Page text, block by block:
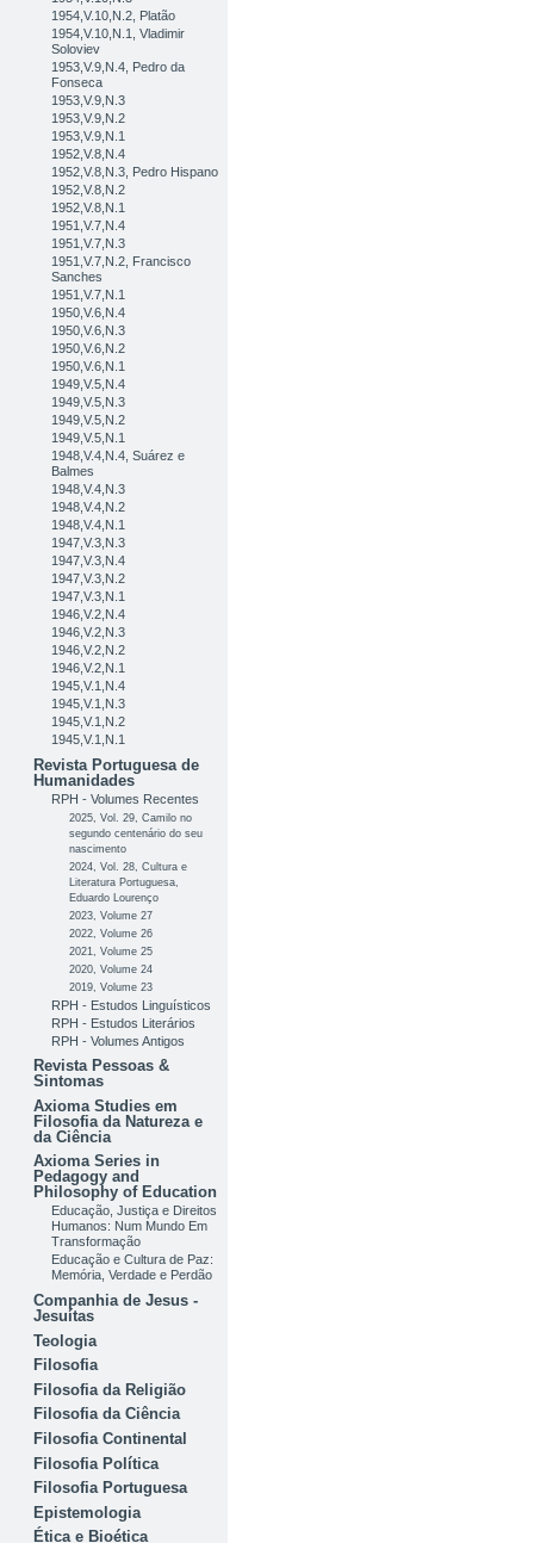
1954,V.10,N.2, Platão
1954,V.10,N.1, Vladimir
Soloviev
1953,V.9,N.4, Pedro da
Fonseca
1953,V.9,N.3
1953,V.9,N.2
1953,V.9,N.1
1952,V.8,N.4
1952,V.8,N.3, Pedro Hispano
1952,V.8,N.2
1952,V.8,N.1
1951,V.7,N.4
1951,V.7,N.3
1951,V.7,N.2, Francisco
Sanches
1951,V.7,N.1
1950,V.6,N.4
1950,V.6,N.3
1950,V.6,N.2
1950,V.6,N.1
1949,V.5,N.4
1949,V.5,N.3
1949,V.5,N.2
1949,V.5,N.1
1948,V.4,N.4, Suárez e
Balmes
1948,V.4,N.3
1948,V.4,N.2
1948,V.4,N.1
1947,V.3,N.3
1947,V.3,N.4
1947,V.3,N.2
1947,V.3,N.1
1946,V.2,N.4
1946,V.2,N.3
1946,V.2,N.2
1946,V.2,N.1
1945,V.1,N.4
1945,V.1,N.3
1945,V.1,N.2
1945,V.1,N.1
Revista Portuguesa de
Humanidades
RPH - Volumes Recentes
2025, Vol. 29, Camilo no
segundo centenário do seu
nascimento
2024, Vol. 28, Cultura e
Literatura Portuguesa,
Eduardo Lourenço
2023, Volume 27
2022, Volume 26
2021, Volume 25
2020, Volume 24
2019, Volume 23
RPH - Estudos Linguísticos
RPH - Estudos Literários
RPH - Volumes Antigos
Revista Pessoas &
Sintomas
Axioma Studies em
Filosofia da Natureza e
da Ciência
Axioma Series in
Pedagogy and
Philosophy of Education
Educação, Justiça e Direitos
Humanos: Num Mundo Em
Transformação
Educação e Cultura de Paz:
Memória, Verdade e Perdão
Companhia de Jesus -
Jesuítas
Teologia
Filosofia
Filosofia da Religião
Filosofia da Ciência
Filosofia Continental
Filosofia Política
Filosofia Portuguesa
Epistemologia
Ética e Bioética